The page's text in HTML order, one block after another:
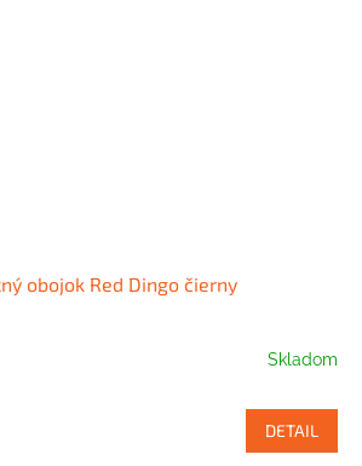
obojok Red Dingo čierny
Skladom
DETAIL